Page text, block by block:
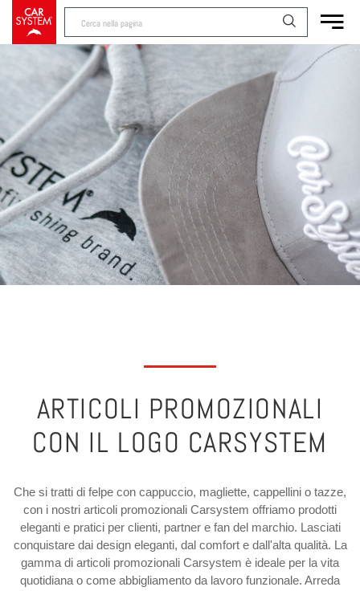
ARTICOLI PROMOZIONALI
CON IL LOGO CARSYSTEM
Che si tratti di felpe con cappuccio, magliette, cappellini o tazze,
con i nostri articoli promozionali Carsystem offriamo prodotti
eleganti e pratici per clienti, partner e fan del marchio. Lasciati
conquistare dai design eleganti, dal comfort e dall'alta qualità. La
gamma di articoli promozionali Carsystem è ideale per la vita
quotidiana o come abbigliamento da lavoro funzionale. Arreda